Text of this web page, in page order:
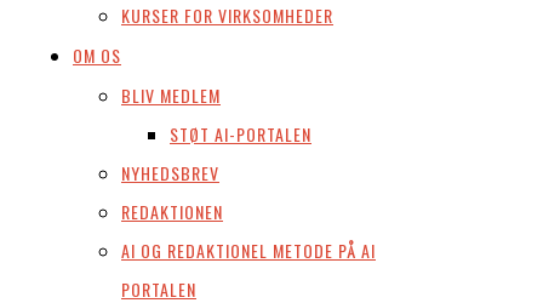
KURSER FOR VIRKSOMHEDER
OM OS
BLIV MEDLEM
STØT AI-PORTALEN
NYHEDSBREV
REDAKTIONEN
AI OG REDAKTIONEL METODE PÅ AI
PORTALEN